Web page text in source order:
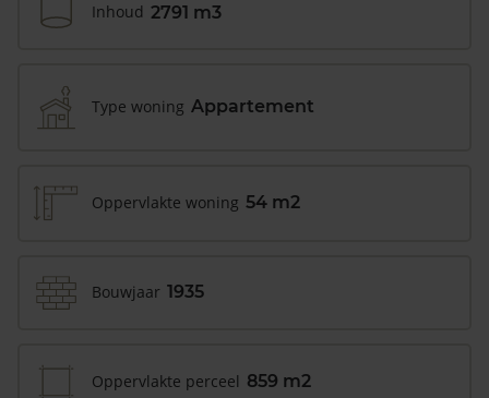
Inhoud 2791 m3
Type woning Appartement
Oppervlakte woning 54 m2
Bouwjaar 1935
Oppervlakte perceel 859 m2